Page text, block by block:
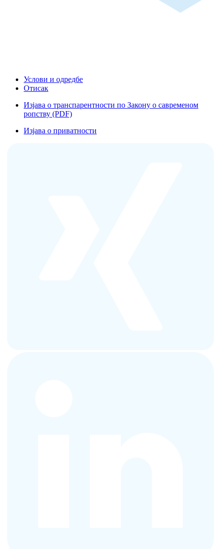
Услови и одредбе
Отисак
Изјава о транспарентности по Закону о савременом
ропству (PDF)
Изјава о приватности